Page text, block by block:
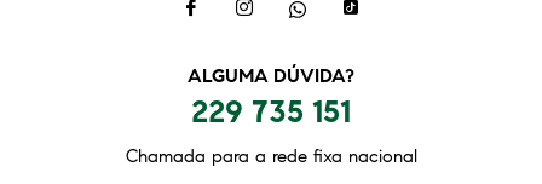
ALGUMA DÚVIDA?
229 735 151
Chamada para a rede fixa nacional